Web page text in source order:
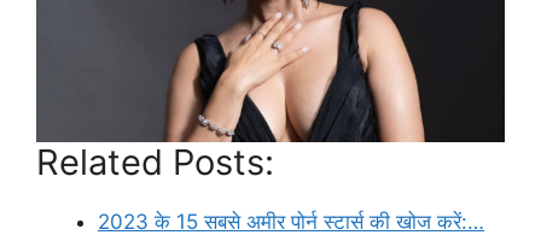
Related Posts:
2023 के 15 सबसे अमीर पोर्न स्टार्स की खोज करें:…